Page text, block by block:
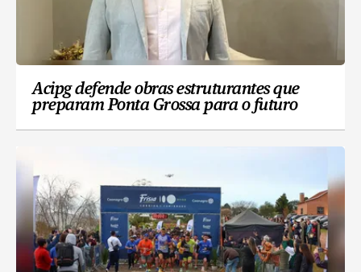
Acipg defende obras estruturantes que
preparam Ponta Grossa para o futuro